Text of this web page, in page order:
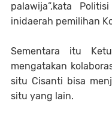
palawija”,kata
inidaerah pemilihan
Sementara itu
mengatakan
situ Cisanti bisa
situ yang lain.